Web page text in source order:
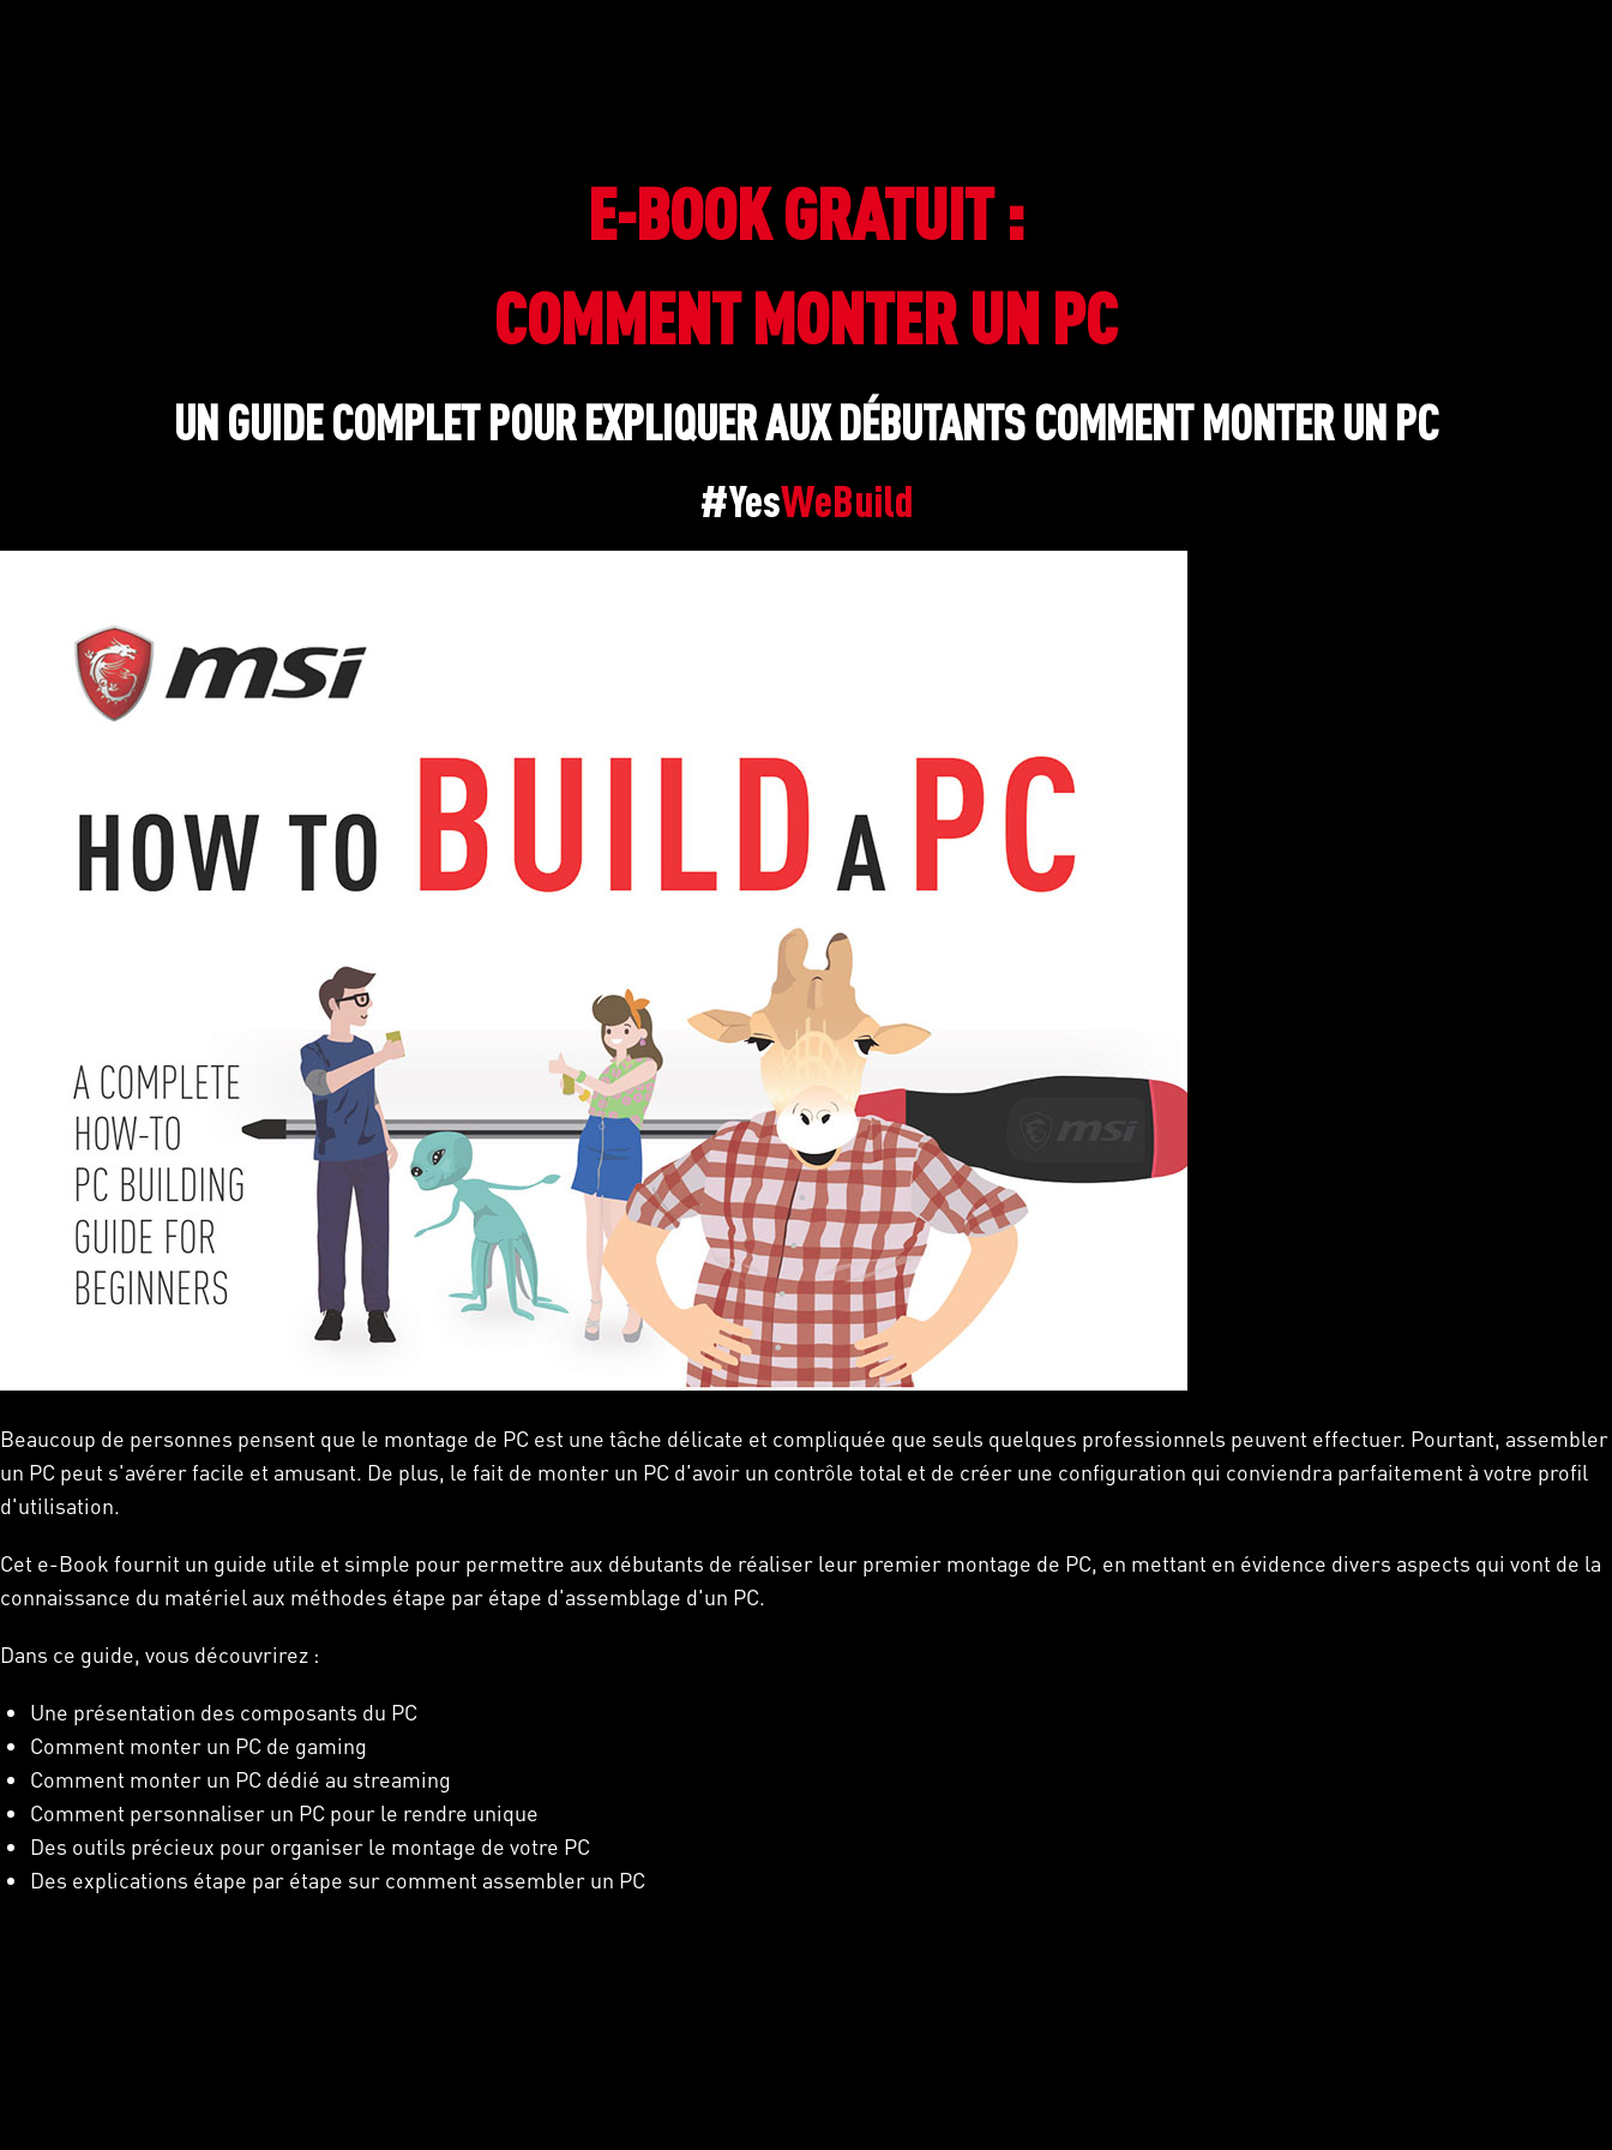
E-BOOK GRATUIT :
COMMENT MONTER UN PC
UN GUIDE COMPLET POUR EXPLIQUER AUX DÉBUTANTS COMMENT MONTER UN PC
#YesWeBuild
Beaucoup de personnes pensent que le montage de PC est une tâche délicate et compliquée que seuls quelques professionnels peuvent effectuer. Pourtant, assembler
un PC peut s'avérer facile et amusant. De plus, le fait de monter un PC d'avoir un contrôle total et de créer une configuration qui conviendra parfaitement à votre profil
d'utilisation.
Cet e-Book fournit un guide utile et simple pour permettre aux débutants de réaliser leur premier montage de PC, en mettant en évidence divers aspects qui vont de la
connaissance du matériel aux méthodes étape par étape d'assemblage d'un PC.
Dans ce guide, vous découvrirez :
Une présentation des composants du PC
Comment monter un PC de gaming
Comment monter un PC dédié au streaming
Comment personnaliser un PC pour le rendre unique
Des outils précieux pour organiser le montage de votre PC
Des explications étape par étape sur comment assembler un PC